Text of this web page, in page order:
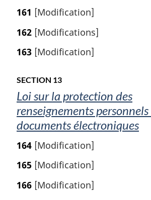
161 [Modification]
162 [Modifications]
163 [Modification]
SECTION 13
Loi sur la protection des
renseignements personnels
documents électroniques
164 [Modification]
165 [Modification]
166 [Modification]